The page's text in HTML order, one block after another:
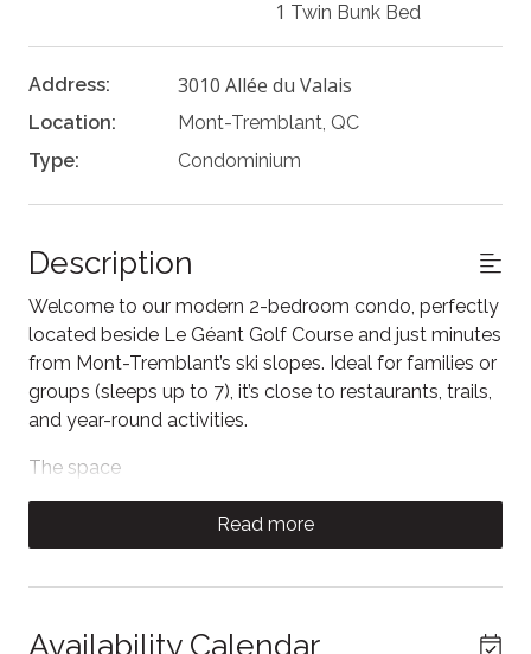
1 Twin Bunk Bed
Address: 3010 Allée du Valais
Location:
Mont-Tremblant, QC
Type:
Condominium
Description
Welcome to our modern 2-bedroom condo, perfectly
located beside Le Géant Golf Course and just minutes
from Mont-Tremblant’s ski slopes. Ideal for families or
groups (sleeps up to 7), it’s close to restaurants, trails,
and year-round activities.
The space
Relax by the gas fireplace after a day outdoors, or
cook your favorite meals in the fully equipped modern
Read more
Availability Calendar